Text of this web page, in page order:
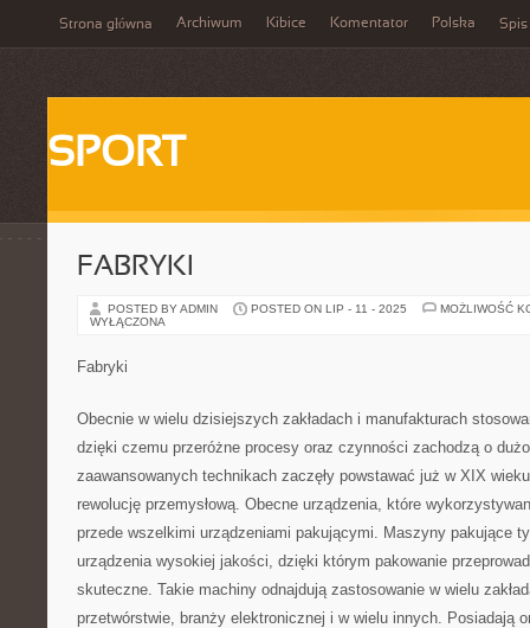
Strona główna Archiwum Kibice Komentator Polska Spis
SPORT
FABRYKI
POSTED BY ADMIN POSTED ON LIP - 11 - 2025
MOŻLIWOŚĆ
WYŁĄCZONA
Fabryki
Obecnie w wielu dzisiejszych zakładach i manufakturach
dzięki czemu przeróżne procesy oraz czynności zachodzą o
zaawansowanych technikach zaczęły powstawać już w XIX
rewolucję przemysłową. Obecne urządzenia, które
przede wszelkimi urządzeniami pakującymi. Maszyny pakujące
urządzenia wysokiej jakości, dzięki którym pakowanie
skuteczne. Takie machiny odnajdują zastosowanie w wielu
przetwórstwie, branży elektronicznej i w wielu innych. Posiadają